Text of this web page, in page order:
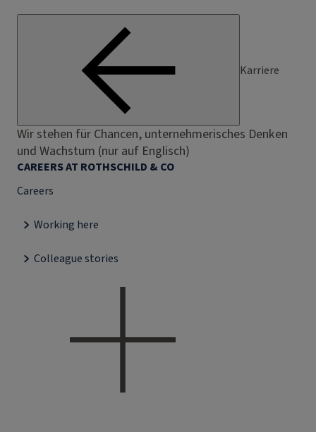
Karriere
Wir stehen für Chancen, unternehmerisches Denken
und Wachstum (nur auf Englisch)
CAREERS AT ROTHSCHILD & CO
Careers
Working here
Colleague stories